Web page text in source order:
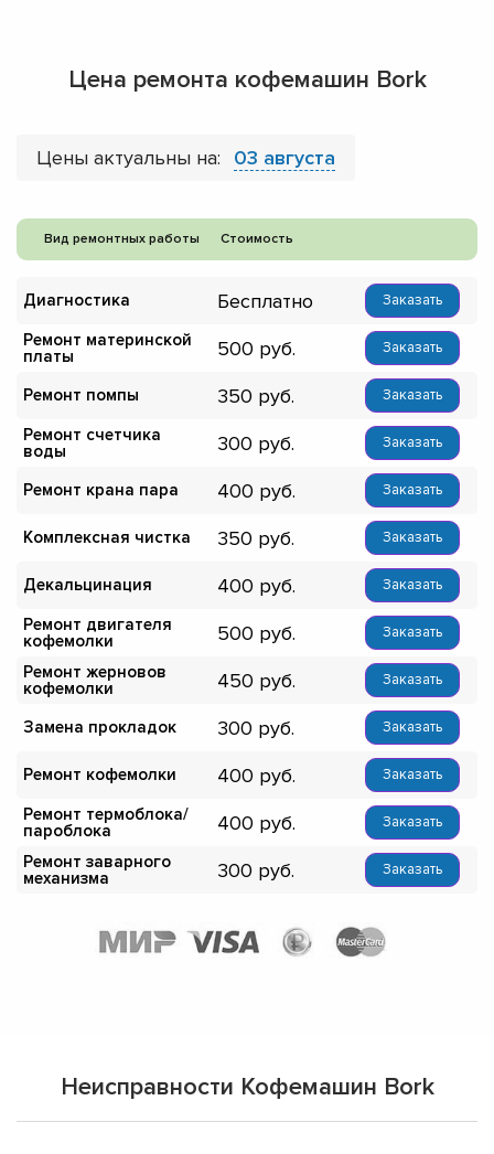
Цена ремонта кофемашин Bork
Цены актуальны на: 03 августа
Вид ремонтных работы Стоимость
Диагностика Бесплатно Заказать
Ремонт материнской
платы
500 Заказать
Ремонт помпы 350 Заказать
Ремонт счетчика
воды
300 Заказать
Ремонт крана пара 400 Заказать
Комплексная чистка 350 Заказать
Декальцинация 400 Заказать
Ремонт двигателя
кофемолки
500 Заказать
Ремонт жерновов
кофемолки
450 Заказать
Замена прокладок 300 Заказать
Ремонт кофемолки 400 Заказать
Ремонт термоблока/
пароблока
400 Заказать
Ремонт заварного
механизма
300 Заказать
Неисправности Кофемашин Bork